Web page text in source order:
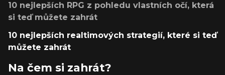
10 nejlepších RPG z pohledu vlastních očí, která
si teď můžete zahrát
10 nejlepších realtimových strategií, které si teď
můžete zahrát
Na čem si zahrát?